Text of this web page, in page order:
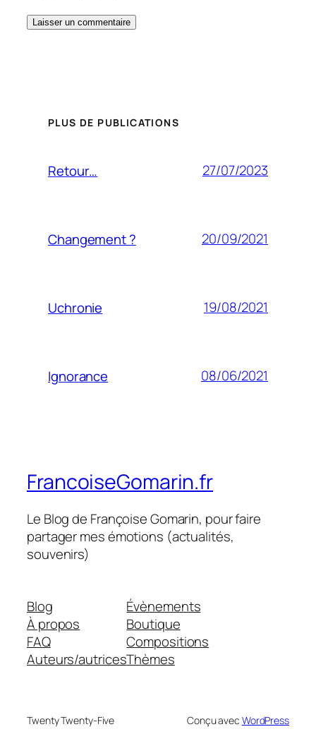
PLUS DE PUBLICATIONS
Retour… 27/07/2023
Changement ? 20/09/2021
Uchronie 19/08/2021
Ignorance 08/06/2021
FrancoiseGomarin.fr
Le Blog de Françoise Gomarin, pour faire
partager mes émotions (actualités,
souvenirs)
Blog
À propos
FAQ
Auteurs/autrices
Évènements
Boutique
Compositions
Thèmes
Twenty Twenty-Five Conçu avec WordPress